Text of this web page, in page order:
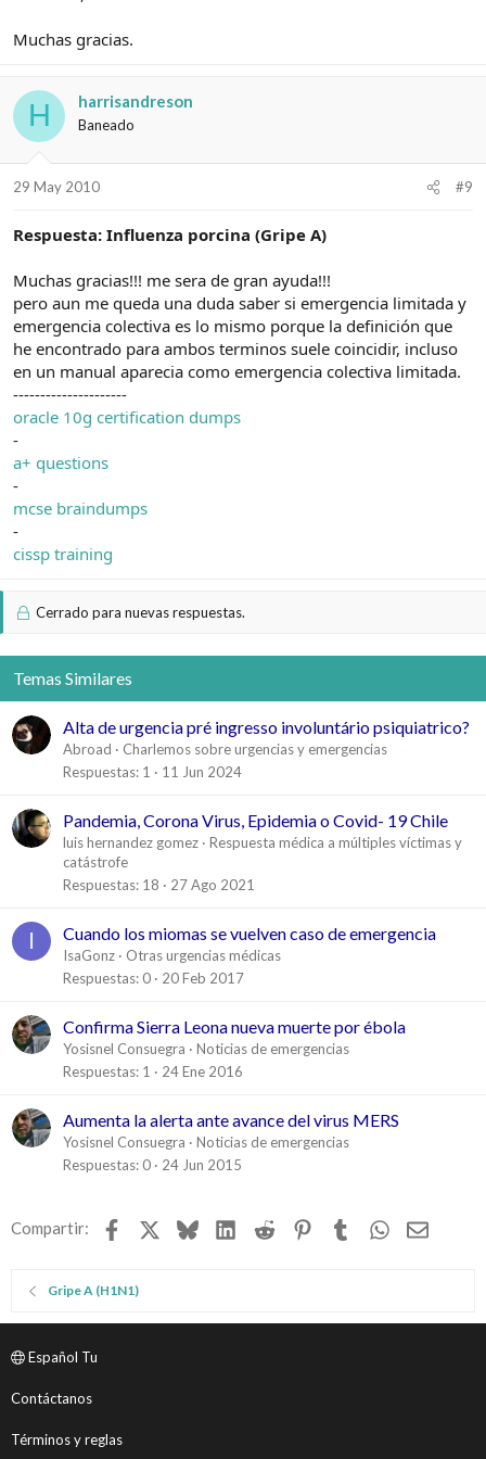
Muchas gracias.
H harrisandreson
Baneado
29 May 2010 #9
Respuesta: Influenza porcina (Gripe A)
Muchas gracias!!! me sera de gran ayuda!!!
pero aun me queda una duda saber si emergencia limitada y
emergencia colectiva es lo mismo porque la definición que
he encontrado para ambos terminos suele coincidir, incluso
en un manual aparecia como emergencia colectiva limitada.
---------------------
oracle 10g certification dumps
-
a+ questions
-
mcse braindumps
-
cissp training
Cerrado para nuevas respuestas.
Temas Similares
Alta de urgencia pré ingresso involuntário psiquiatrico?
Abroad
Charlemos sobre urgencias y emergencias
Respuestas 1 11 Jun 2024
Pandemia, Corona Virus, Epidemia o Covid- 19 Chile
luis hernandez gomez
Respuesta médica a múltiples víctimas y
catástrofe
Respuestas 18 27 Ago 2021
I Cuando los miomas se vuelven caso de emergencia
IsaGonz
Otras urgencias médicas
Respuestas 0 20 Feb 2017
Confirma Sierra Leona nueva muerte por ébola
Yosisnel Consuegra
Noticias de emergencias
Respuestas 1 24 Ene 2016
Aumenta la alerta ante avance del virus MERS
Yosisnel Consuegra
Noticias de emergencias
Respuestas 0 24 Jun 2015
Compartir: Facebook BlueskyLinkedIn
Reddit Pinterest
TumblrWhatsApp
Email
Gripe A (H1N1)
Español Tu
Contáctanos
Términos y reglas